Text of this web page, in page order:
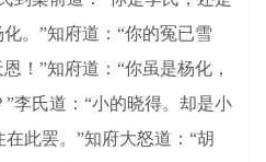
。”知府道：“你的冤已雪
！”知府道：“你虽是杨化，
李氏道：“小的晓得。却是小
此罢。”知府大怒道：“胡